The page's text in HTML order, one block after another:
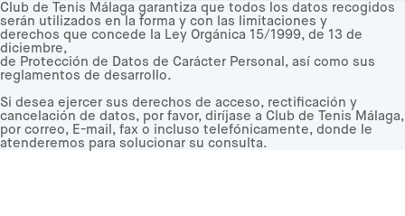
Club de Tenis Málaga garantiza que todos los datos recogidos
serán utilizados en la forma y con las limitaciones y
derechos que concede la Ley Orgánica 15/1999, de 13 de
diciembre,
de Protección de Datos de Carácter Personal, así como sus
reglamentos de desarrollo.
Si desea ejercer sus derechos de acceso, rectificación y
cancelación de datos, por favor, diríjase a Club de Tenis Málaga,
por correo, E-mail, fax o incluso telefónicamente, donde le
atenderemos para solucionar su consulta.